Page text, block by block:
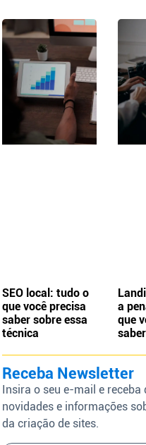
SEO local: tudo o
que você precisa
saber sobre essa
técnica
a
que
saber
Receba Newsletter
Insira o seu e-mail e receba
novidades e informações
da criação de sites.